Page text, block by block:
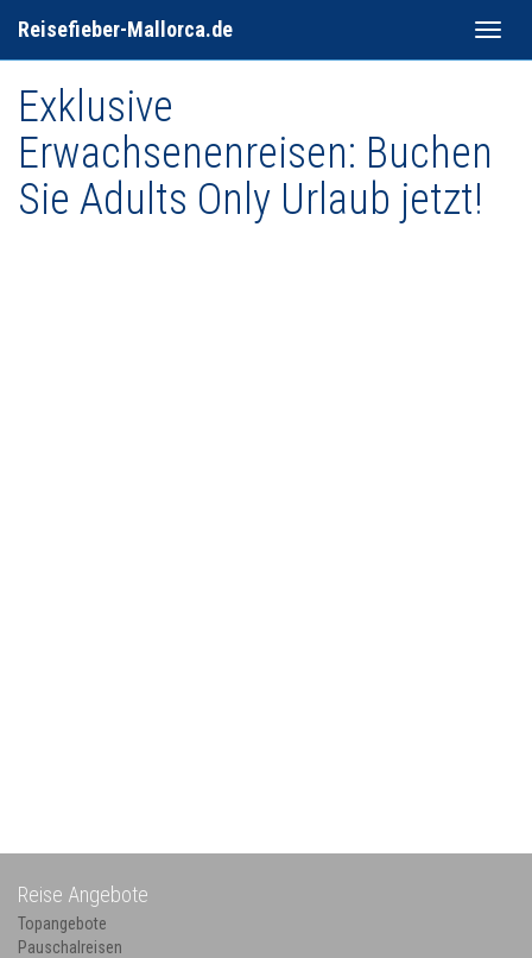
Toggle
Reisefieber-Mallorca.de
Exklusive
Erwachsenenreisen: Buchen
Sie Adults Only Urlaub jetzt!
Reise Angebote
Topangebote
Pauschalreisen